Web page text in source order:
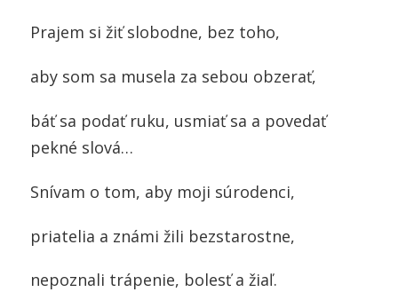
Prajem si žiť slobodne, bez toho,
aby som sa musela za sebou obzerať,
báť sa podať ruku, usmiať sa a povedať
pekné slová…
Snívam o tom, aby moji súrodenci,
priatelia a známi žili bezstarostne,
nepoznali trápenie, bolesť a žiaľ.